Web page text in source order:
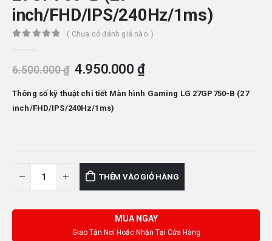
inch/FHD/IPS/240Hz/1ms)
( Chưa có đánh giá nào. )
6.500.000₫ Giá
là:
6.500.000 ₫.
4.950.000 ₫Giá
hiện
tại
Thông số kỹ thuật chi tiết Màn hình Gaming LG 27GP750-B (27
inch/FHD/IPS/240Hz/1ms)
THÊM VÀO GIỎ HÀNG
MUA NGAY
Giao Tận Nơi Hoặc Nhận Tại Cửa Hàng